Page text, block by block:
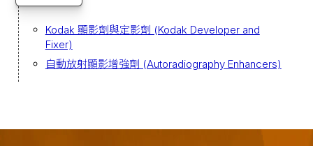
Kodak 顯影劑與定影劑 (Kodak Developer and
Fixer)
自動放射顯影增強劑 (Autoradiography Enhancers)